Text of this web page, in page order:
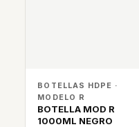
BOTELLAS HDPE ·
MODELO R
BOTELLA MOD R
1000ML NEGRO